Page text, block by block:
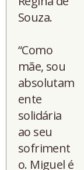
Souza.
“Como
mãe, sou
absolutam
ente
solidária
ao seu
sofriment
o. Miguel é